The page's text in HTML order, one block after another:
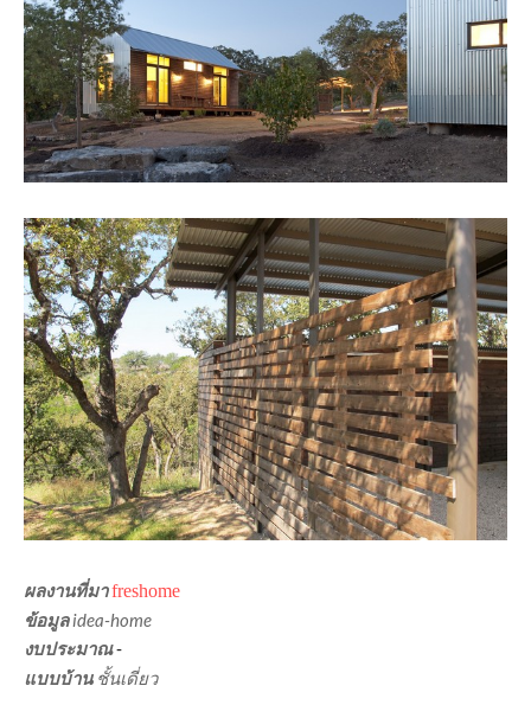
ผลงานที่มาfreshome
ข้อมูล idea-home
งบประมาณ-
แบบบ้านชั้นเดี่ยว